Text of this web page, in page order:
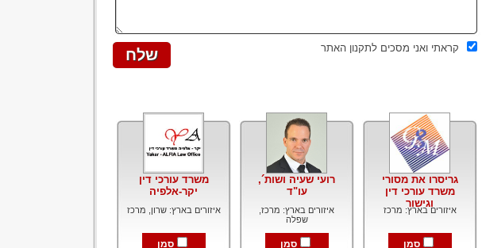
קראתי ואני מסכים לתקנון האתר
גריסרו את מסורי
משרד עורכי דין
וגישור
איזורים בארץ: מרכז
סמן
רועי שעיה ושות´,
עו"ד
איזורים בארץ: מרכז,
שפלה
סמן
משרד עורכי דין
יקר-אלפיה
איזורים בארץ: שרון, מרכז
סמן